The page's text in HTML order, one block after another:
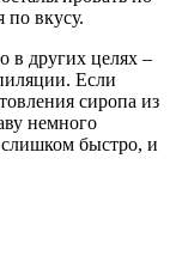
вкусу.
в других целях –
Если
сиропа из
немного
быстро, и